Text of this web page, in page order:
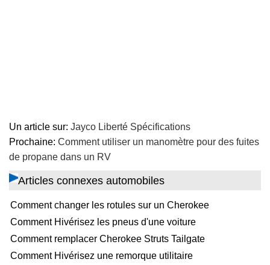
Un article sur: Jayco Liberté Spécifications
Prochaine: Comment utiliser un manomètre pour des fuites
de propane dans un RV
Articles connexes automobiles
Comment changer les rotules sur un Cherokee
Comment Hivérisez les pneus d'une voiture
Comment remplacer Cherokee Struts Tailgate
Comment Hivérisez une remorque utilitaire